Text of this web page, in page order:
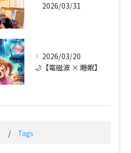
2026/03/31
2026/03/20
🌙【電磁波 × 睡眠】
Tags